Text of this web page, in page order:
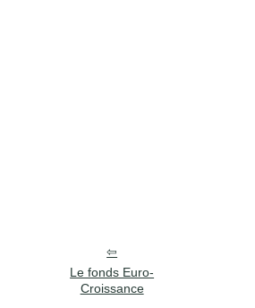
Le fonds Euro-
Croissance